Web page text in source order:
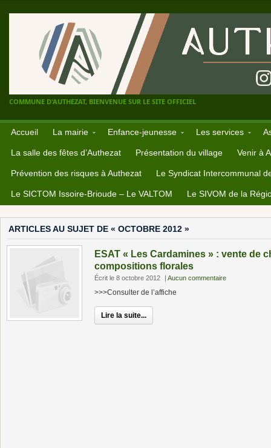
COMMUNE D'AUTHEZAT, BIENVENUE SUR LE SITE OFFICIEL
Accueil La mairie Enfance-jeunesse Les services
La salle des fêtes d’Authezat Présentation du village Venir à
Prévention des risques à Authezat Le Syndicat Intercommunal
Le SICTOM Issoire-Brioude – Le VALTOM Le SIVOM de la
ARTICLES AU SUJET DE « OCTOBRE 2012 »
ESAT « Les Cardamines » : vente de
compositions florales
Écrit le 8 octobre 2012 | Aucun commentaire
>>>Consulter de l’affiche
Lire la suite...